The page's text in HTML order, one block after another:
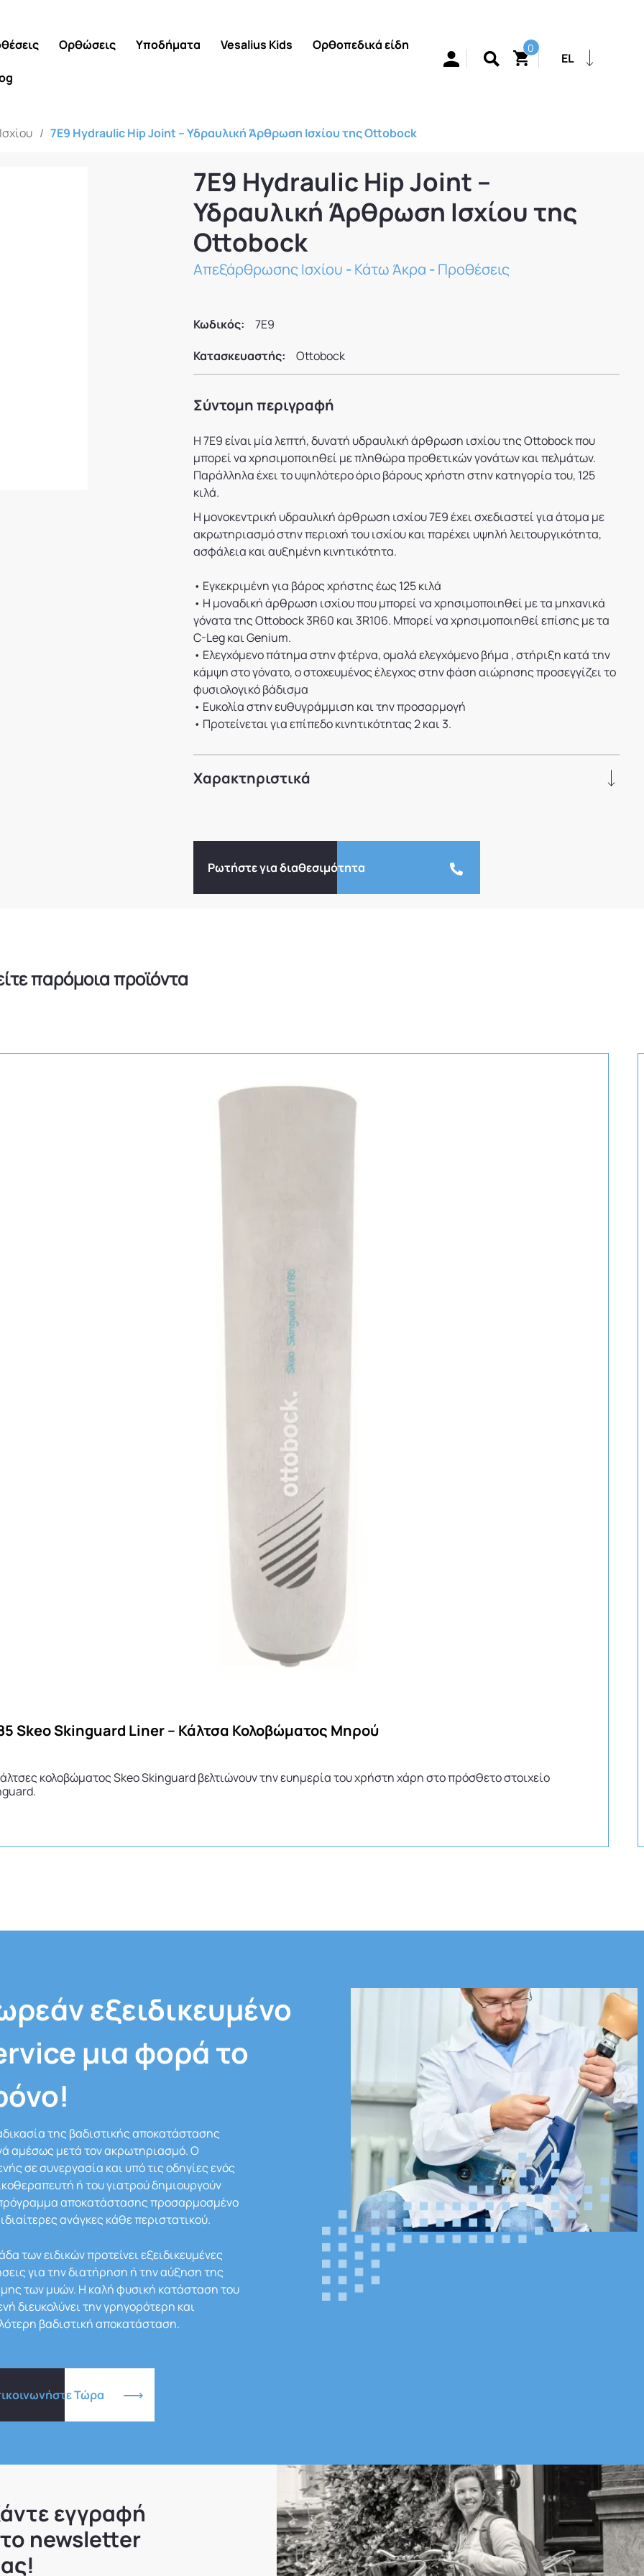
Ορθώσεις Υποδήματα Vesalius Kids Ορθοπεδικά είδη 0
EL
/ 7E9 Hydraulic Hip Joint – Υδραυλική Άρθρωση Ισχίου της Ottobock
7E9 Hydraulic Hip Joint –
Υδραυλική Άρθρωση Ισχίου της
Ottobock
Απεξάρθρωσης Ισχίου -Κάτω Άκρα -Προθέσεις
Κωδικός:
7E9
Κατασκευαστής:
Ottobock
Σύντομη περιγραφή
Η 7E9 είναι μία λεπτή, δυνατή υδραυλική άρθρωση ισχίου της Ottobock που
μπορεί να χρησιμοποιηθεί με πληθώρα προθετικών γονάτων και πελμάτων.
Παράλληλα έχει το υψηλότερο όριο βάρους χρήστη στην κατηγορία του, 125
κιλά.
Η μονοκεντρική υδραυλική άρθρωση ισχίου 7E9 έχει σχεδιαστεί για άτομα με
ακρωτηριασμό στην περιοχή του ισχίου και παρέχει υψηλή λειτουργικότητα,
ασφάλεια και αυξημένη κινητικότητα.
• Εγκεκριμένη για βάρος χρήστης έως 125 κιλά
• Η μοναδική άρθρωση ισχίου που μπορεί να χρησιμοποιηθεί με τα μηχανικά
γόνατα της Ottobock 3R60 και 3R106. Μπορεί να χρησιμοποιηθεί επίσης με τα
C-Leg και Genium.
• Ελεγχόμενο πάτημα στην φτέρνα, ομαλά ελεγχόμενο βήμα , στήριξη κατά την
κάμψη στο γόνατο, ο στοχευμένος έλεγχος στην φάση αιώρησης προσεγγίζει το
φυσιολογικό βάδισμα
• Ευκολία στην ευθυγράμμιση και την προσαρμογή
• Προτείνεται για επίπεδο κινητικότητας 2 και 3.
Χαρακτηριστικά
Ρωτήστε για διαθεσιμότητα
παρόμοια προϊόντα
Skeo Skinguard Liner – Κάλτσα Κολοβώματος Μηρού
κολοβώματος Skeo Skinguard βελτιώνουν την ευημερία του χρήστη χάρη στο πρόσθετο στοιχείο
εξειδικευμένο
μια φορά το
της βαδιστικής αποκατάστασης
αμέσως μετά τον ακρωτηριασμό. Ο
σε συνεργασία και υπό τις οδηγίες ενός
ή του γιατρού δημιουργούν
αποκατάστασης προσαρμοσμένο
ανάγκες κάθε περιστατικού.
των ειδικών προτείνει εξειδικευμένες
για την διατήρηση ή την αύξηση της
των μυών. Η καλή φυσική κατάσταση του
διευκολύνει την γρηγορότερη και
βαδιστική αποκατάσταση.
Τώρα
εγγραφή
newsletter